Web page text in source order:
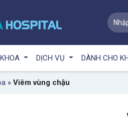
DỊCH VỤ DÀNH CHO
» Viêm vùng chậu